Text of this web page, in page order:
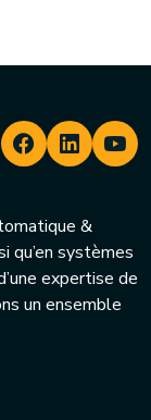
&
qu’en systèmes
expertise de
un ensemble